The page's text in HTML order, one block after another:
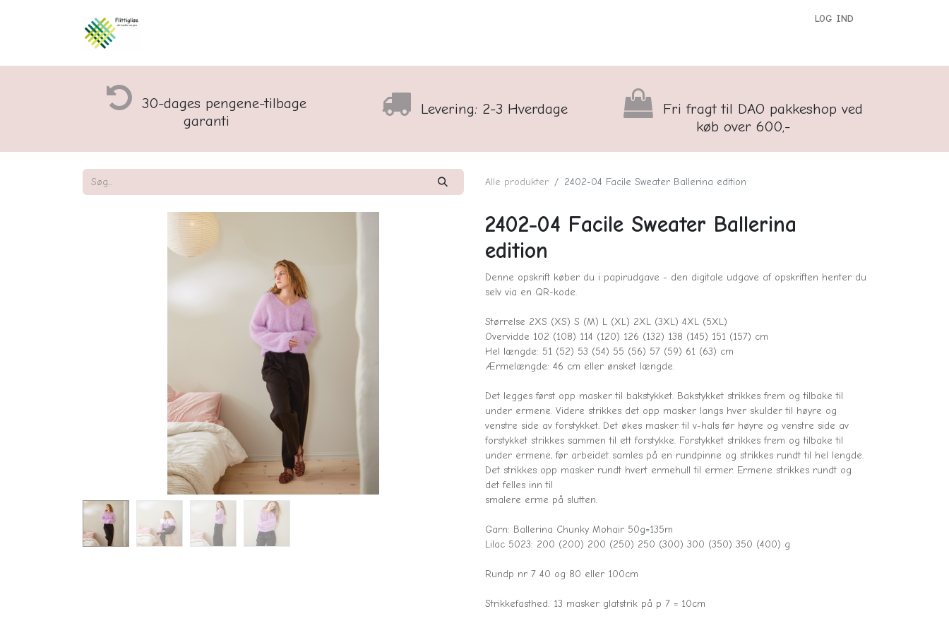
LOG IND
30-dages pengene-tilbage
garanti
Levering: 2-3 Hverdage
Fri fragt til DAO pakkeshop ved
køb over 600,-
Alle produkter 2402-04 Facile Sweater Ballerina edition
2402-04 Facile Sweater Ballerina
edition
Denne opskrift køber du i papirudgave - den digitale udgave af opskriften henter du
selv via en QR-kode.
Størrelse 2XS (XS) S (M) L (XL) 2XL (3XL) 4XL (5XL)
Overvidde 102 (108) 114 (120) 126 (132) 138 (145) 151 (157) cm
Hel længde: 51 (52) 53 (54) 55 (56) 57 (59) 61 (63) cm
Ærmelængde: 46 cm eller ønsket længde.
Det legges først opp masker til bakstykket. Bakstykket strikkes frem og tilbake til
under ermene. Videre strikkes det opp masker langs hver skulder til høyre og
venstre side av forstykket. Det økes masker til v-hals før høyre og venstre side av
forstykket strikkes sammen til ett forstykke. Forstykket strikkes frem og tilbake til
under ermene, før arbeidet samles på en rundpinne og strikkes rundt til hel lengde.
Det strikkes opp masker rundt hvert ermehull til ermer. Ermene strikkes rundt og
det felles inn til
smalere erme på slutten.
Garn: Ballerina Chunky Mohair 50g=135m
Lilac 5023: 200 (200) 200 (250) 250 (300) 300 (350) 350 (400) g
Rundp nr 7 40 og 80 eller 100cm
Strikkefasthed: 13 masker glatstrik på p 7 = 10cm